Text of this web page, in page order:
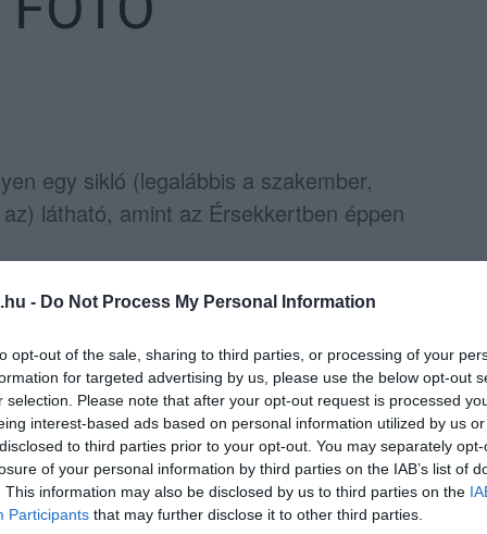
- Do Not Process My Personal Information
opt-out of the sale, sharing to third parties, or processing of your
for targeted advertising by us, please use the below opt-out
selection. Please note that after your opt-out request is processed
interest-based ads based on personal information utilized by us
to third parties prior to your opt-out. You may separately
of your personal information by third parties on the IAB’s list of
This information may also be disclosed by us to third parties on the
Participants that may further disclose it to other third parties.
egy sikló (legalábbis a szakember,
látható, amint az Érsekkertben éppen
teszi a város élővilágát. Persze
épp a lába elé keveredik, de bántani